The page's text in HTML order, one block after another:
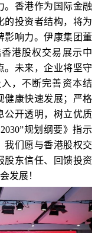
。香港作为国际金融
的投资者结构，将为
影响力。伊康集团董
港股权交易展示中
。未来，企业将坚守
，不断完善资本结
健康快速发展；严格
公开透明，树立优质
规划纲要》指示
我们愿与香港股权交
股东信任、回馈投资
发展！